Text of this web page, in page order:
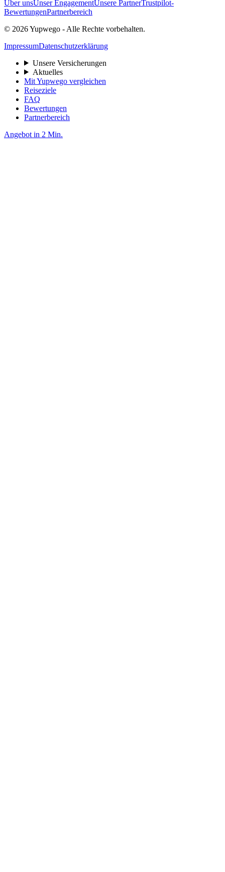
Über unsUnser EngagementUnsere PartnerTrustpilot-
BewertungenPartnerbereich
© 2026 Yupwego - Alle Rechte vorbehalten.
ImpressumDatenschutzerklärung
Unsere Versicherungen
Aktuelles
Mit Yupwego vergleichen
Reiseziele
FAQ
Bewertungen
Partnerbereich
Angebot in 2 Min.